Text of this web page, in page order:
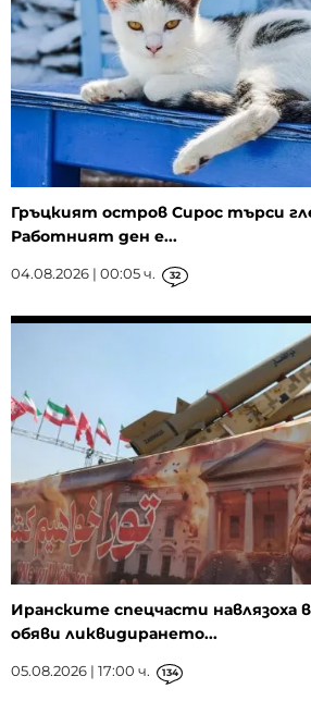
Гръцкият остров Сирос търси
Работният ден е...
04.08.2026 | 00:05 ч. 32
Иранските спецчасти навлязоха
обяви ликвидирането...
05.08.2026 | 17:00 ч. 134